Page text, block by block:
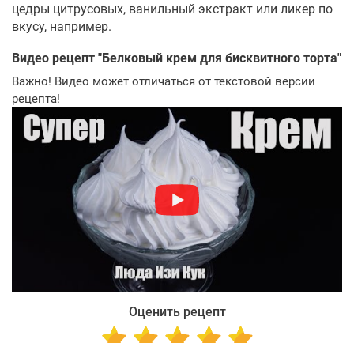
цедры цитрусовых, ванильный экстракт или ликер по
вкусу, например.
Видео рецепт "Белковый крем для бисквитного торта"
Важно! Видео может отличаться от текстовой версии
рецепта!
Оценить рецепт